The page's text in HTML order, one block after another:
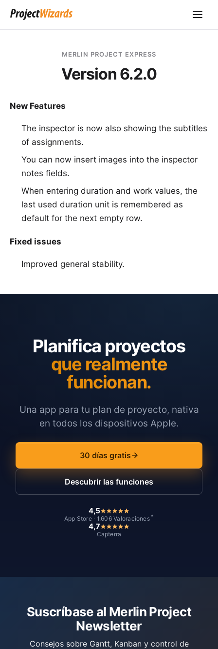
MERLIN PROJECT EXPRESS
Version 6.2.0
New Features
The inspector is now also showing the subtitles
of assignments.
You can now insert images into the inspector
notes fields.
When entering duration and work values, the
last used duration unit is remembered as
default for the next empty row.
Fixed issues
Improved general stability.
Planifica proyectos
que realmente
funcionan.
Una app para tu plan de proyecto, nativa
en todos los dispositivos Apple.
30 días gratis
Descubrir las funciones
4,5
App Store · 1.606 Valoraciones *
4,7
Capterra
Suscríbase al Merlin Project
Newsletter
Consejos sobre Gantt, Kanban y control de